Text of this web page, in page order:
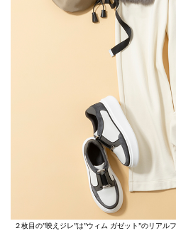
２枚目の”映えジレ”は”ウィム ガゼット”のリア